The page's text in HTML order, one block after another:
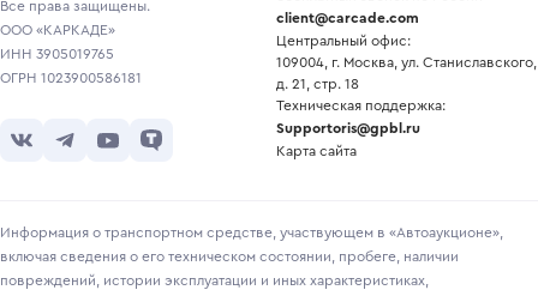
Все права защищены.
ООО «КАРКАДЕ»
ИНН 3905019765
ОГРН 1023900586181
client@carcade.com
Центральный офис:
109004, г. Москва, ул. Станиславского,
д. 21, стр. 18
Техническая поддержка:
Supportoris@gpbl.ru
Карта сайта
Информация о транспортном средстве, участвующем в «Автоаукционе»,
включая сведения о его техническом состоянии, пробеге, наличии
повреждений, истории эксплуатации и иных характеристиках,